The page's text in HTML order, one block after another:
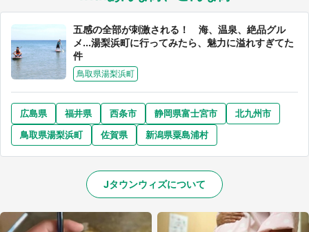
五感の全部が刺激される！ 海、温泉、絶品グル
メ...湯梨浜町に行ってみたら、魅力に溢れすぎてた
件
鳥取県湯梨浜町
広島県 福井県 西条市 静岡県富士宮市
北九州市
鳥取県湯梨浜町
佐賀県 新潟県粟島浦村
Jタウンウィズについて